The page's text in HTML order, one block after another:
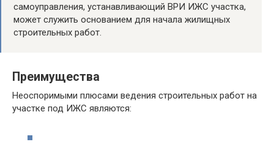
самоуправления, устанавливающий ВРИ ИЖС участка,
может служить основанием для начала жилищных
строительных работ.
Преимущества
Неоспоримыми плюсами ведения строительных работ на
участке под ИЖС являются: